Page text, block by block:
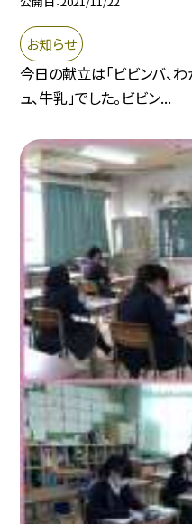
お知らせ
今日の献立は「ビビンバ、
ュ、牛乳」でした。ビビン...